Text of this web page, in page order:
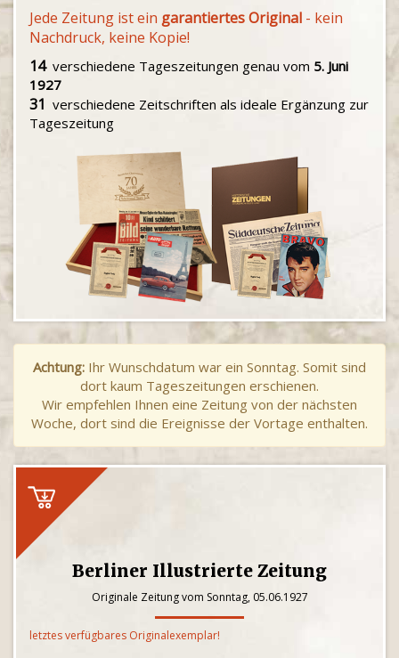
Jede Zeitung ist ein garantiertes Original - kein
Nachdruck, keine Kopie!
14verschiedene Tageszeitungen genau vom 5. Juni
1927
31 verschiedene Zeitschriften als ideale Ergänzung zur
Tageszeitung
Achtung: Ihr Wunschdatum war ein Sonntag. Somit sind
dort kaum Tageszeitungen erschienen.
Wir empfehlen Ihnen eine Zeitung von der nächsten
Woche, dort sind die Ereignisse der Vortage enthalten.
Berliner Illustrierte Zeitung
Originale Zeitung vom Sonntag, 05.06.1927
letztes verfügbares Originalexemplar!